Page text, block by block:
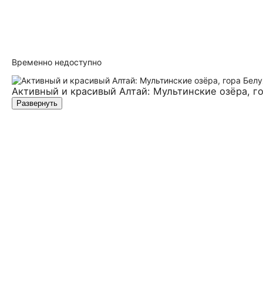
Временно недоступно
Активный и красивый Алтай: Мультинские озёра,
Развернуть